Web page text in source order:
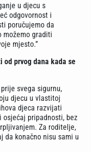
u djecu s
odgovornost i
poručujemo da
možemo graditi
mjesto.”
prvog dana kada se
svega sigurnu,
djecu u vlastitoj
djeca razvijati
pripadnosti, bez
Za roditelje,
da konačno nisu sami u